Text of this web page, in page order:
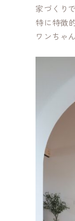
家づくり
特に特徴
ワンちゃ